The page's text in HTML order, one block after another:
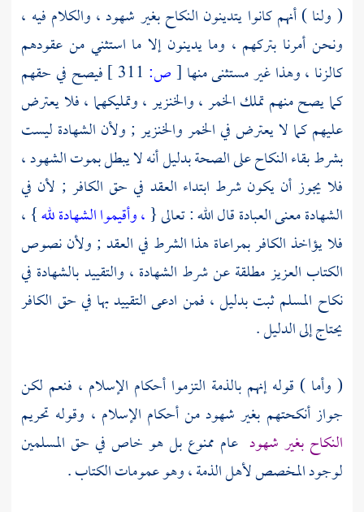
( ولنا ) أنهم كانوا يتدينون النكاح بغير شهود ، والكلام فيه ،
ونحن أمرنا بتركهم ، وما يدينون إلا ما استثني من عقودهم
كالزنا ، وهذا غير مستثنى منها [ص:
فيصح في حقهم
كما يصح منهم تملك الخمر ، والخنزير ، وتمليكهما ، فلا يعترض
عليهم كما لا يعترض في الخمر والخنزير ; ولأن الشهادة ليست
بشرط بقاء النكاح على الصحة بدليل أنه لا يبطل بموت الشهود ،
فلا يجوز أن يكون شرط ابتداء العقد في حق الكافر ; لأن في
الشهادة معنى العبادة قال الله : تعالى { ، وأقيموا الشهادة لله} ،
فلا يؤاخذ الكافر بمراعاة هذا الشرط في العقد ; ولأن نصوص
الكتاب العزيز مطلقة عن شرط الشهادة ، والتقييد بالشهادة في
نكاح المسلم ثبت بدليل ، فمن ادعى التقييد بها في حق الكافر
يحتاج إلى الدليل .
( وأما ) قوله إنهم بالذمة التزموا أحكام الإسلام ، فنعم لكن
جواز أنكحتهم بغير شهود من أحكام الإسلام ، وقوله تحريم
النكاح بغير شهود عام ممنوع بل هو خاص في حق المسلمين
لوجود المخصص لأهل الذمة ، وهو عمومات الكتاب .